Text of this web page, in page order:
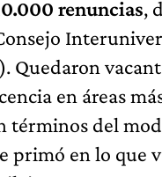
Quedaron
en áreas más
términos del
primó en lo que
con sectores